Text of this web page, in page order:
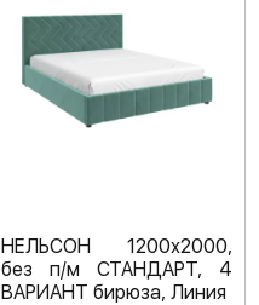
НЕЛЬСОН 1200х2000,
без п/м СТАНДАРТ, 4
ВАРИАНТ бирюза, Линия